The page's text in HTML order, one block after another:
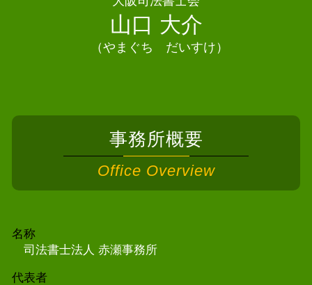
山口 大介
（やまぐち だいすけ）
事務所概要
Office Overview
名称
司法書士法人 赤瀬事務所
代表者